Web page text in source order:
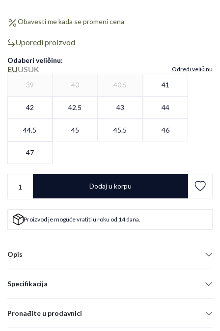
Obavesti me kada se promeni cena
Uporedi proizvod
Odaberi veličinu:
EUUSUK Odredi veličinu
39 40 40.5 41
42 42.5 43 44
44.5 45 45.5 46
47
Dodaj u korpu
Proizvod je moguće vratiti u roku od 14 dana.
Opis
Specifikacija
Pronađite u prodavnici